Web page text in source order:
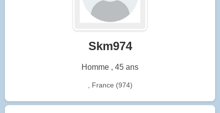
Skm974
Homme , 45 ans
, France (974)